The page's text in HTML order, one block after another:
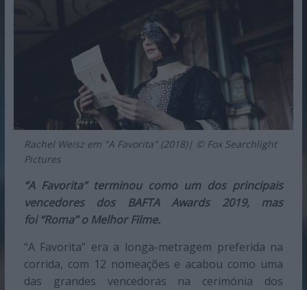
Rachel Weisz em "A Favorita" (2018)| © Fox Searchlight
Pictures
“A Favorita” terminou como um dos principais
vencedores dos BAFTA Awards 2019, mas
foi “Roma” o Melhor Filme.
“A Favorita” era a longa-metragem preferida na
corrida, com 12 nomeações e acabou como uma
das grandes vencedoras na cerimónia dos